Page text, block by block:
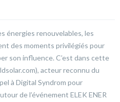
énergies renouvelables, les
des moments privilégiés pour
son influence. C’est dans cette
acteur reconnu du
à Digital Syndrom pour
de l’événement ELEK ENER